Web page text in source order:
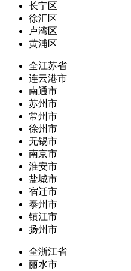
长宁区
徐汇区
卢湾区
黄浦区
全江苏省
连云港市
南通市
苏州市
常州市
徐州市
无锡市
南京市
淮安市
盐城市
宿迁市
泰州市
镇江市
扬州市
全浙江省
丽水市